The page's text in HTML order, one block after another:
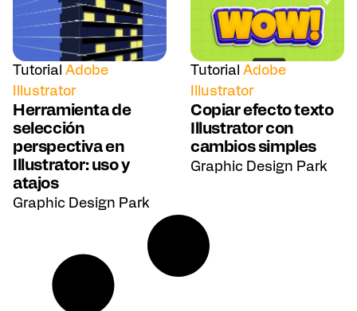
Tutorial Adobe
Illustrator
Herramienta de
selección
perspectiva en
Illustrator: uso y
atajos
Graphic Design Park
Tutorial Adobe
Illustrator
Copiar efecto texto
Illustrator con
cambios simples
Graphic Design Park